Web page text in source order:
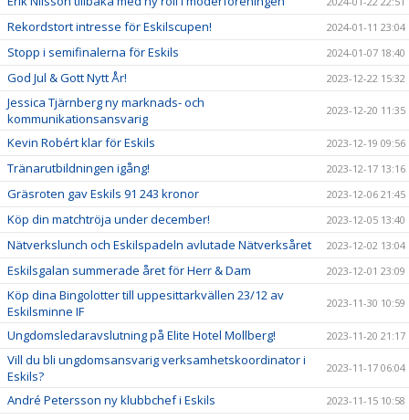
Rekordstort intresse för Eskilscupen! 2024-01-11 23:04
Stopp i semifinalerna för Eskils 2024-01-07 18:40
God Jul & Gott Nytt År! 2023-12-22 15:32
Jessica Tjärnberg ny marknads- och
kommunikationsansvarig
2023-12-20 11:35
Kevin Robért klar för Eskils 2023-12-19 09:56
Tränarutbildningen igång! 2023-12-17 13:16
Gräsroten gav Eskils 91 243 kronor 2023-12-06 21:45
Köp din matchtröja under december! 2023-12-05 13:40
Nätverkslunch och Eskilspadeln avlutade Nätverksåret 2023-12-02 13:04
Eskilsgalan summerade året för Herr & Dam 2023-12-01 23:09
Köp dina Bingolotter till uppesittarkvällen 23/12 av
Eskilsminne IF
2023-11-30 10:59
Ungdomsledaravslutning på Elite Hotel Mollberg! 2023-11-20 21:17
Vill du bli ungdomsansvarig verksamhetskoordinator i
Eskils?
2023-11-17 06:04
André Petersson ny klubbchef i Eskils 2023-11-15 10:58